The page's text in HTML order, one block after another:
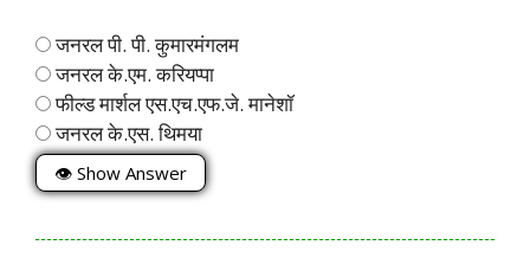
जनरल पी. पी. कुमारमंगलम
जनरल के.एम. करियप्पा
फील्ड मार्शल एस.एच.एफ.जे. मानेशॉ
जनरल के.एस. थिमया
👁 Show Answer